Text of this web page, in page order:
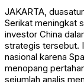
JAKARTA,
Serikat meningkat
investor China
strategis tersebut.
nasional karena
menopang
sejumlah analis